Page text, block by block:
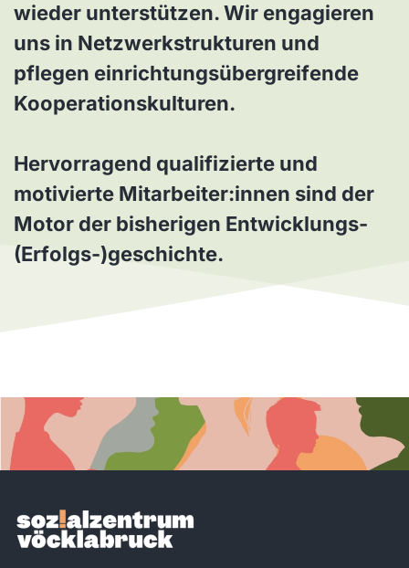
wieder unterstützen. Wir engagieren
uns in Netzwerkstrukturen und
pflegen einrichtungsübergreifende
Kooperationskulturen.
Hervorragend qualifizierte und
motivierte Mitarbeiter:innen sind der
Motor der bisherigen Entwicklungs-
(Erfolgs-)geschichte.